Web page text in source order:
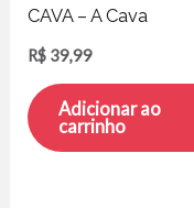
CAVA – A Cava
R$ 39,99
Adicionar ao
carrinho